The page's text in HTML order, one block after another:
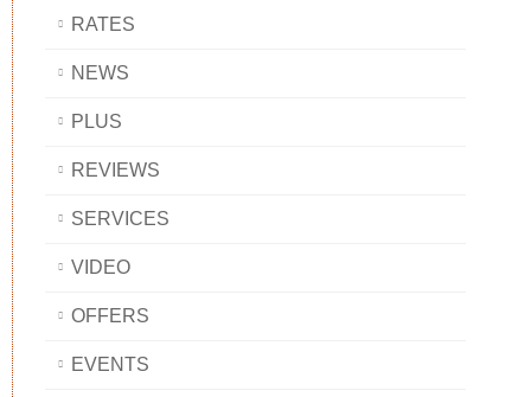
RATES
NEWS
PLUS
REVIEWS
SERVICES
VIDEO
OFFERS
EVENTS